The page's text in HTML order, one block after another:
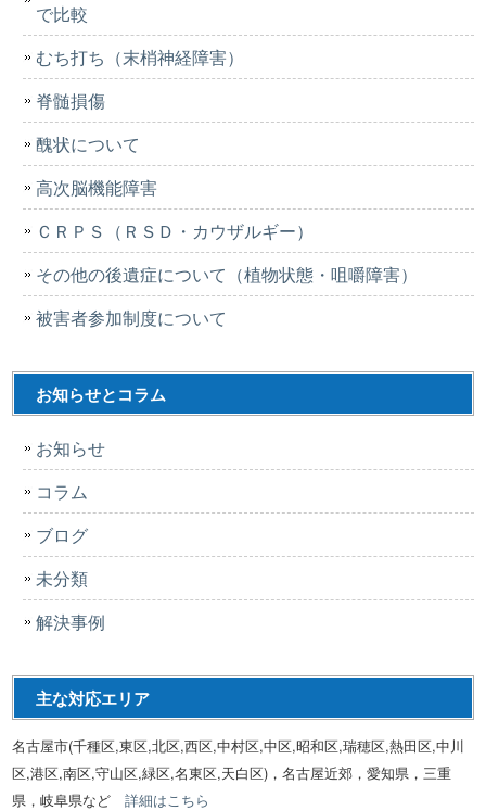
で比較
むち打ち（末梢神経障害）
脊髄損傷
醜状について
高次脳機能障害
ＣＲＰＳ（ＲＳＤ・カウザルギー）
その他の後遺症について（植物状態・咀嚼障害）
被害者参加制度について
お知らせとコラム
お知らせ
コラム
ブログ
未分類
解決事例
主な対応エリア
名古屋市(千種区,東区,北区,西区,中村区,中区,昭和区,瑞穂区,熱田区,中川
区,港区,南区,守山区,緑区,名東区,天白区)，名古屋近郊，愛知県，三重
県，岐阜県など詳細はこちら